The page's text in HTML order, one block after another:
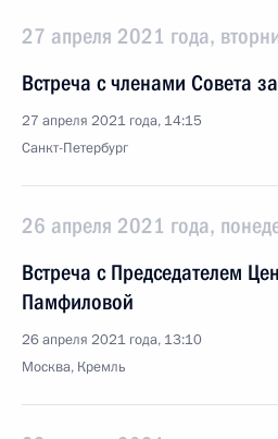
27 апреля 2021 года,
Встреча с членами Совета
27 апреля 2021 года, 14:15
Санкт-Петербург
26 апреля 2021 года,
Встреча с Председателем
Памфиловой
26 апреля 2021 года, 13:10
Москва, Кремль